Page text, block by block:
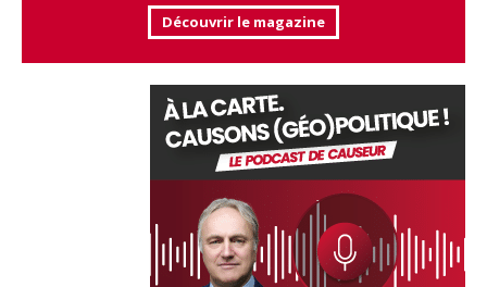
Découvrir le magazine